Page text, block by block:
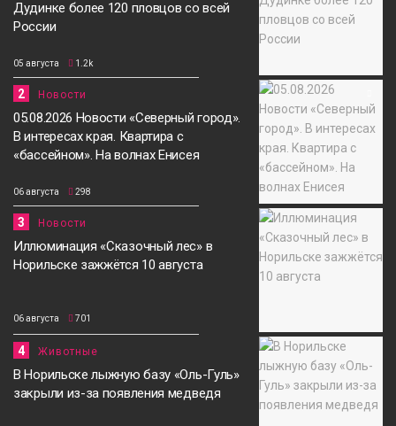
Дудинке более 120 пловцов со всей
России
05 августа 1.2k
2 Новости
05.08.2026 Новости «Северный город».
В интересах края. Квартира с
«бассейном». На волнах Енисея
06 августа 298
3 Новости
Иллюминация «Сказочный лес» в
Норильске зажжётся 10 августа
06 августа 701
4 Животные
В Норильске лыжную базу «Оль-Гуль»
закрыли из-за появления медведя